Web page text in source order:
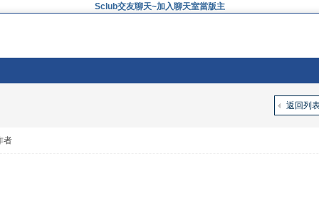
Sclub交友聊天~加入聊天室當版主
返回列
者